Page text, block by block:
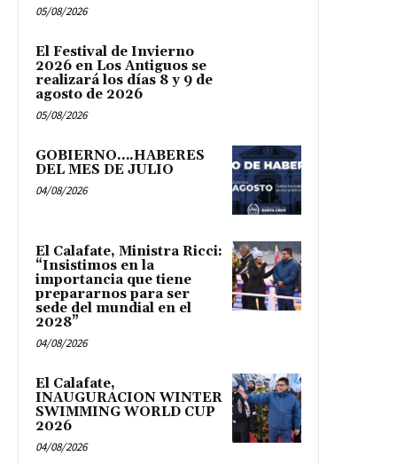
05/08/2026
El Festival de Invierno
2026 en Los Antiguos se
realizará los días 8 y 9 de
agosto de 2026
05/08/2026
GOBIERNO….HABERES
DEL MES DE JULIO
04/08/2026
El Calafate, Ministra Ricci:
“Insistimos en la
importancia que tiene
prepararnos para ser
sede del mundial en el
2028”
04/08/2026
El Calafate,
INAUGURACION WINTER
SWIMMING WORLD CUP
2026
04/08/2026